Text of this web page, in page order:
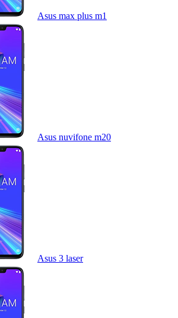
Asus max plus m1
Asus nuvifone m20
Asus 3 laser